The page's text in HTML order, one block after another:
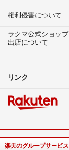
権利侵害について
ラクマ公式ショップ
出店について
リンク
楽天のグループサービス